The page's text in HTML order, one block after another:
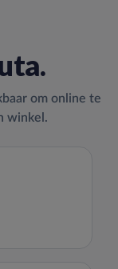
om online te
winkel.